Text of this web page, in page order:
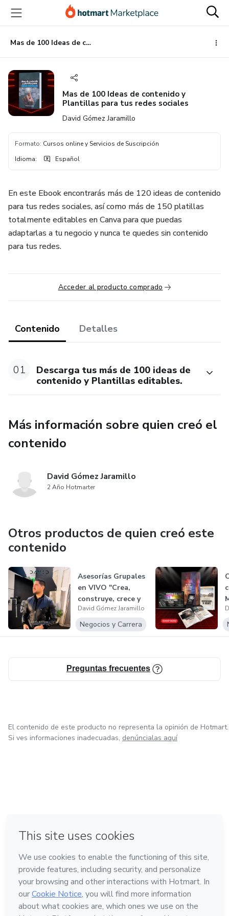
principal
página
de
página
Mas de 100 Ideas de contenido y Plantillas para tus redes sociales
Mas de 100 Ideas de contenido y
Plantillas para tus redes sociales
David Gómez Jaramillo
Formato: Cursos online y Servicios de Suscripción
Idioma: Español
En este Ebook encontrarás más de 120 ideas de contenido
para tus redes sociales, así como más de 150 platillas
totalmente editables en Canva para que puedas
adaptarlas a tu negocio y nunca te quedes sin contenido
para tus redes.
Acceder al producto comprado
Contenido Detalles
01
Descarga tus más de 100 ideas de
contenido y Plantillas editables.
Más información sobre quien creó el
contenido
David Gómez Jaramillo
2 Año Hotmarter
Otros productos de quien creó este
contenido
Asesorías Grupales
en VIVO "Crea,
construye, crece y
monetiz...
David Gómez Jaramillo
Negocios y Carrera
Preguntas frecuentes
El contenido de este producto no representa la opinión de Hotmart.
Si ves informaciones inadecuadas, denúncialas aquí
Hecho con❤ en Belo Horizonte
Conoce Hotmart